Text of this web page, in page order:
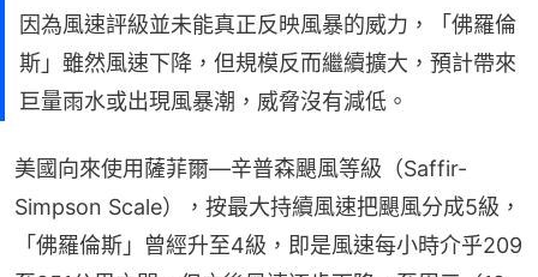
因為風速評級並未能真正反映風暴的威力，「佛羅倫
斯」雖然風速下降，但規模反而繼續擴大，預計帶來
巨量雨水或出現風暴潮，威脅沒有減低。
美國向來使用薩菲爾—辛普森颶風等級（Saffir-
Simpson Scale），按最大持續風速把颶風分成5級，
「佛羅倫斯」曾經升至4級，即是風速每小時介乎209